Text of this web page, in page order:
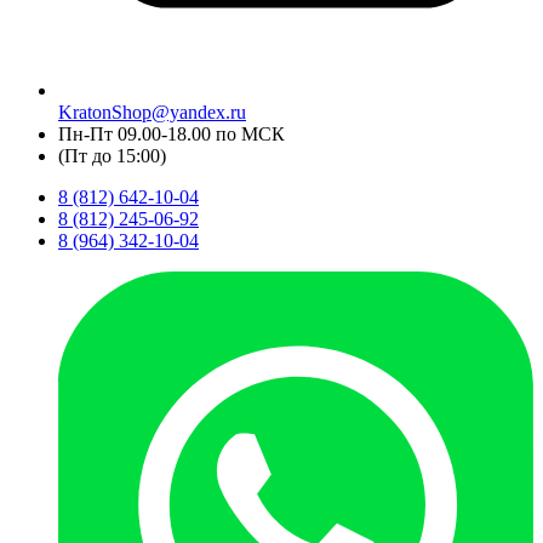
KratonShop@yandex.ru
Пн-Пт 09.00-18.00 по МСК
(Пт до 15:00)
8 (812) 642-10-04
8 (812) 245-06-92
8 (964) 342-10-04